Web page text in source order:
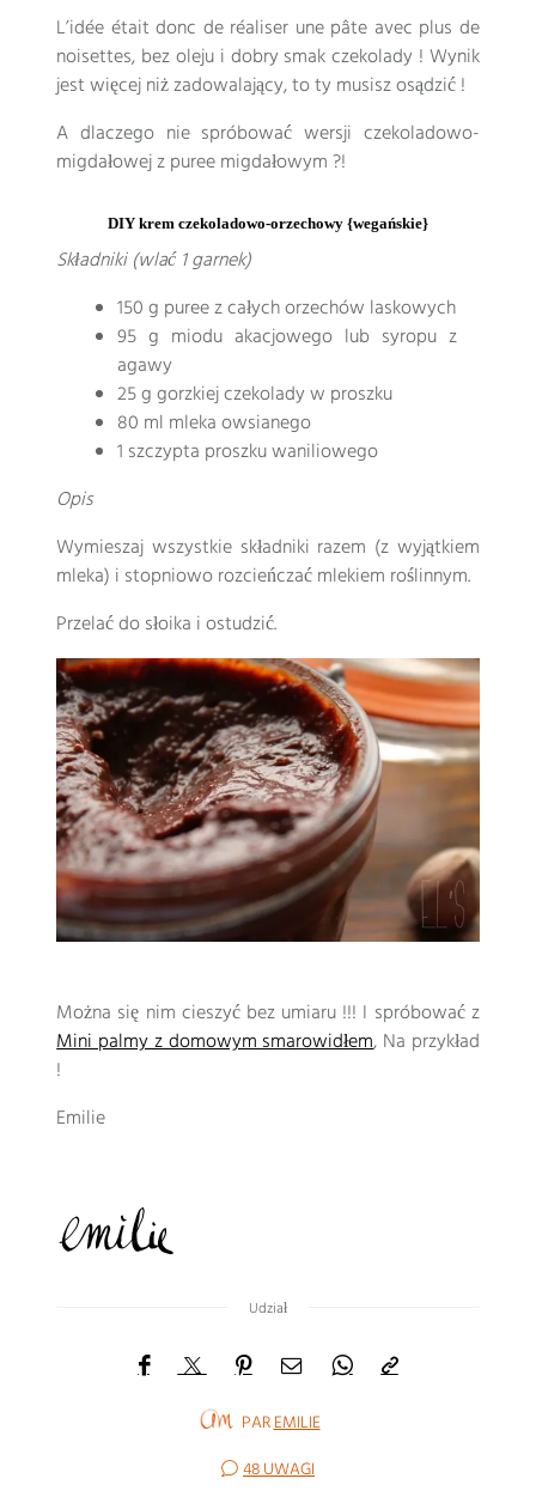
L’idée était donc de réaliser une pâte avec plus de
noisettes, bez oleju i dobry smak czekolady ! Wynik
jest więcej niż zadowalający, to ty musisz osądzić !
A dlaczego nie spróbować wersji czekoladowo-
migdałowej z puree migdałowym ?!
DIY krem ​​czekoladowo-orzechowy {wegańskie}
Składniki (wlać 1 garnek)
150 g puree z całych orzechów laskowych
95 g miodu akacjowego lub syropu z
agawy
25 g gorzkiej czekolady w proszku
80 ml mleka owsianego
1 szczypta proszku waniliowego
Opis
Wymieszaj wszystkie składniki razem (z wyjątkiem
mleka) i stopniowo rozcieńczać mlekiem roślinnym.
Przelać do słoika i ostudzić.
Można się nim cieszyć bez umiaru !!! I spróbować z
Mini palmy z domowym smarowidłem, Na przykład
!
Emilie
Udział
PAREMILIE
48 UWAGI